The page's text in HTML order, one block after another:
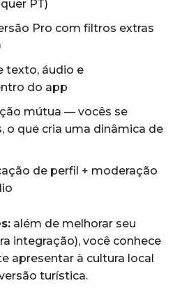
PT)
Pro com filtros extras
texto, áudio e
do app
mútua — vocês se
o que cria uma dinâmica de
de perfil + moderação
além de melhorar seu
integração), você conhece
apresentar à cultura local
turística.